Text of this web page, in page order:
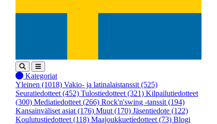
Kategoriat
Yleinen (1018) Vakio- ja latinalaistanssit (525)
Seuratiedotteet (452) Tulostiedotteet (321) Kilpailutiedotteet
(300) Mediatiedotteet (266) Rock'n'swing -tanssit (194)
Kansainväliset asiat (176) Muut (170) Jäsentiedote (122)
Koulutustiedotteet (118) Maajoukkuetiedotteet (73) Blogi